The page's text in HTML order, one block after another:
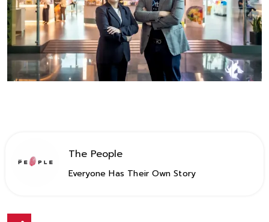
The People
Everyone Has Their Own Story